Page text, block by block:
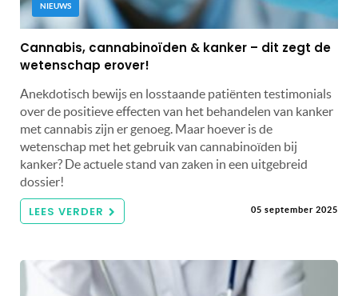
NIEUWS
Cannabis, cannabinoïden & kanker – dit zegt de
wetenschap erover!
Anekdotisch bewijs en losstaande patiënten testimonials
over de positieve effecten van het behandelen van kanker
met cannabis zijn er genoeg. Maar hoever is de
wetenschap met het gebruik van cannabinoïden bij
kanker? De actuele stand van zaken in een uitgebreid
dossier!
LEES VERDER 05 september 2025